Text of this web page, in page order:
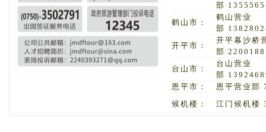
部
鹤山市：
鹤山营业
部
开平市：
开平幕沙桥
部 2200188
台山市：
台山营业
部
恩平市：
恩平营业部
候机楼：
江门候机楼